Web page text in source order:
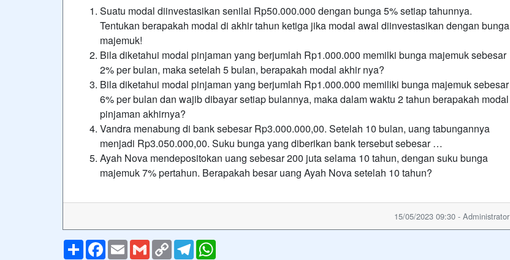
Suatu modal diinvestasikan senilai Rp50.000.000 dengan bunga 5% setiap tahunnya.
Tentukan berapakah modal di akhir tahun ketiga jika modal awal diinvestasikan dengan bunga
majemuk!
Bila diketahui modal pinjaman yang berjumlah Rp1.000.000 memilki bunga majemuk sebesar
2% per bulan, maka setelah 5 bulan, berapakah modal akhir nya?
Bila diketahui modal pinjaman yang berjumlah Rp1.000.000 memiliki bunga majemuk sebesar
6% per bulan dan wajib dibayar setiap bulannya, maka dalam waktu 2 tahun berapakah modal
pinjaman akhirnya?
Vandra menabung di bank sebesar Rp3.000.000,00. Setelah 10 bulan, uang tabungannya
menjadi Rp3.050.000,00. Suku bunga yang diberikan bank tersebut sebesar …
Ayah Nova mendepositokan uang sebesar 200 juta selama 10 tahun, dengan suku bunga
majemuk 7% pertahun. Berapakah besar uang Ayah Nova setelah 10 tahun?
15/05/2023 09:30 - Administrator
ShareFacebook
EmailGmailCopy
Link
Telegram